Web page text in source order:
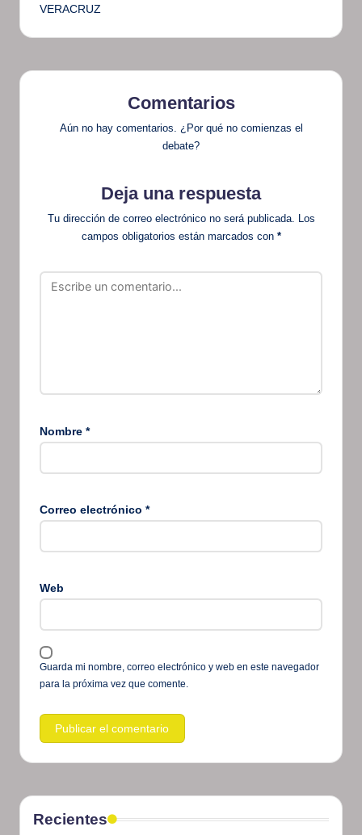
VERACRUZ
Comentarios
Aún no hay comentarios. ¿Por qué no comienzas el
debate?
Deja una respuesta
Tu dirección de correo electrónico no será publicada. Los
campos obligatorios están marcados con *
Nombre *
Correo electrónico *
Web
Guarda mi nombre, correo electrónico y web en este navegador
para la próxima vez que comente.
Recientes